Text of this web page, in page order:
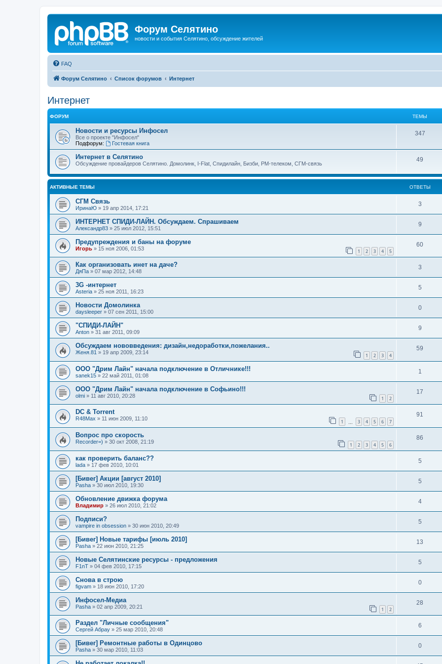
Форум Селятино
новости и события Селятино, обсуждение жителей
FAQ
Форум Селятино Список форумов Интернет
Интернет
ФОРУМ ТЕМЫ
Новости и ресурсы Инфосел
Все о проекте "Инфосел"
Подфорум:
Гостевая книга
347
Интернет в Селятино
Обсуждение провайдеров Селятино. Домолинк, I-Flat, Спидилайн, Бизби, РМ-телеком, СГМ-связь
49
АКТИВНЫЕ ТЕМЫ ОТВЕТЫ
СГМ Связь
ИринаЮ » 19 апр 2014, 17:21
3
ИНТЕРНЕТ СПИДИ-ЛАЙН. Обсуждаем. Спрашиваем
Александр83 » 25 июл 2012, 15:51
9
Предупреждения и баны на форуме
Игорь » 15 ноя 2006, 01:53 1 2 3 4 5
60
Как организовать инет на даче?
ДяПа » 07 мар 2012, 14:48
3
3G -интернет
Asteria » 25 ноя 2011, 16:23
5
Новости Домолинка
daysleeper » 07 сен 2011, 15:00
0
"СПИДИ-ЛАЙН"
Anton » 31 авг 2011, 09:09
9
Обсуждаем нововведения: дизайн,недоработки,пожелания..
Женя.81 » 19 апр 2009, 23:14 1 2 3 4
59
ООО "Дрим Лайн" начала подключение в Отличнике!!!
sanek15 » 22 май 2011, 01:08
1
ООО "Дрим Лайн" начала подключение в Софьино!!!
olmi » 11 авг 2010, 20:28 1 2
17
DC & Torrent
R48Max » 11 июн 2009, 11:10 1 3 4 5 6 7
91
Вопрос про скорость
Recorder=) » 30 окт 2008, 21:19 1 2 3 4 5 6
86
как проверить баланс??
lada » 17 фев 2010, 10:01
5
[Бивег] Акции [август 2010]
Pasha » 30 июл 2010, 19:30
5
Обновление движка форума
Владимир » 26 июл 2010, 21:02
4
Подписи?
vampire in obsession » 30 июн 2010, 20:49
5
[Бивег] Новые тарифы [июль 2010]
Pasha » 22 июн 2010, 21:25
13
Новые Селятинские ресурсы - предложения
F1nT » 04 фев 2010, 17:15
5
Снова в строю
figvam » 18 июн 2010, 17:20
0
Инфосел-Медиа
Pasha » 02 апр 2009, 20:21 1 2
28
Раздел "Личные сообщения"
Сергей Абрау » 25 мар 2010, 20:48
6
[Бивег] Ремонтные работы в Одинцово
Pasha » 30 мар 2010, 11:03
0